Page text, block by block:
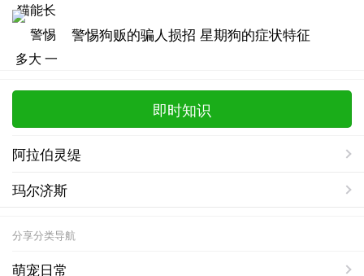
警惕狗贩的骗人损招 星期狗的症状特征
即时知识
阿拉伯灵缇
玛尔济斯
分享分类导航
萌宠日常